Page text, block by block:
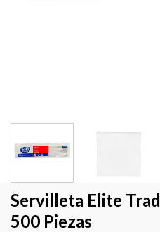
Servilleta Elite
500 Piezas